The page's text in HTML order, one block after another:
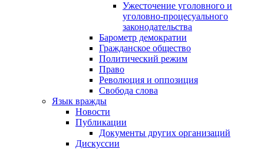
Ужесточение уголовного и
уголовно-процесуального
законодательства
Барометр демократии
Гражданское общество
Политический режим
Право
Революция и оппозиция
Свобода слова
Язык вражды
Новости
Публикации
Документы других организаций
Дискуссии